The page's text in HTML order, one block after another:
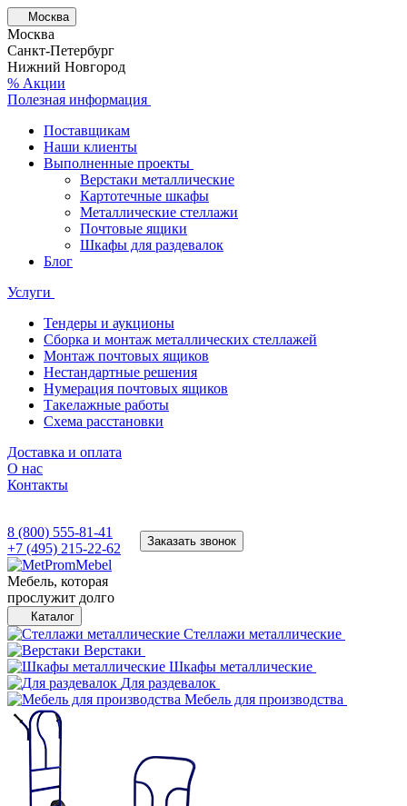
Москва
Москва
Санкт-Петербург
Нижний Новгород
% Акции
Полезная информация
Поставщикам
Наши клиенты
Выполненные проекты
Верстаки металлические
Картотечные шкафы
Металлические стеллажи
Почтовые ящики
Шкафы для раздевалок
Блог
Услуги
Тендеры и аукционы
Сборка и монтаж металлических стеллажей
Монтаж почтовых ящиков
Нестандартные решения
Нумерация почтовых ящиков
Такелажные работы
Схема расстановки
Доставка и оплата
О нас
Контакты
8 (800) 555-81-41
+7 (495) 215-22-62
Заказать звонок
Мебель, которая
прослужит долго
Каталог
Стеллажи металлические
Верстаки
Шкафы металлические
Для раздевалок
Мебель для производства